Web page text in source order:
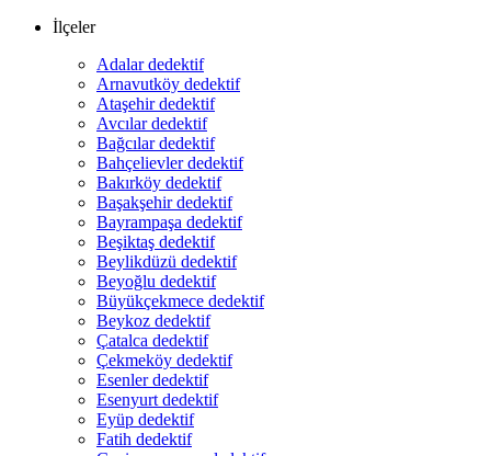
İlçeler
Adalar dedektif
Arnavutköy dedektif
Ataşehir dedektif
Avcılar dedektif
Bağcılar dedektif
Bahçelievler dedektif
Bakırköy dedektif
Başakşehir dedektif
Bayrampaşa dedektif
Beşiktaş dedektif
Beylikdüzü dedektif
Beyoğlu dedektif
Büyükçekmece dedektif
Beykoz dedektif
Çatalca dedektif
Çekmeköy dedektif
Esenler dedektif
Esenyurt dedektif
Eyüp dedektif
Fatih dedektif